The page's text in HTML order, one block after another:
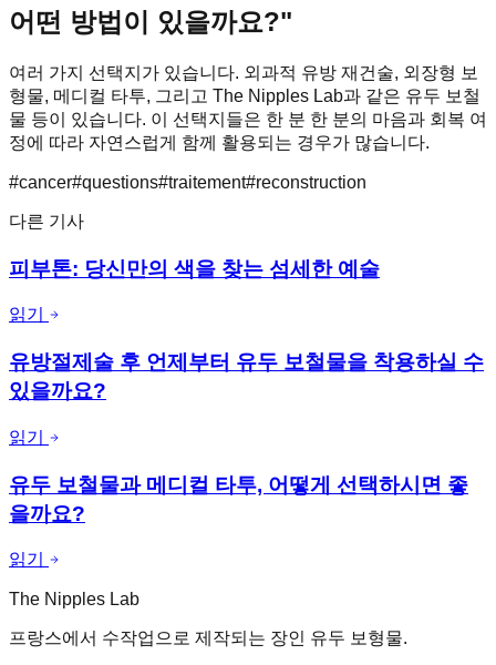
어떤 방법이 있을까요?"
여러 가지 선택지가 있습니다. 외과적 유방 재건술, 외장형 보
형물, 메디컬 타투, 그리고 The Nipples Lab과 같은 유두 보철
물 등이 있습니다. 이 선택지들은 한 분 한 분의 마음과 회복 여
정에 따라 자연스럽게 함께 활용되는 경우가 많습니다.
#cancer#questions#traitement#reconstruction
다른 기사
피부톤: 당신만의 색을 찾는 섬세한 예술
읽기
유방절제술 후 언제부터 유두 보철물을 착용하실 수
있을까요?
읽기
유두 보철물과 메디컬 타투, 어떻게 선택하시면 좋
을까요?
읽기
The Nipples Lab
프랑스에서 수작업으로 제작되는 장인 유두 보형물.